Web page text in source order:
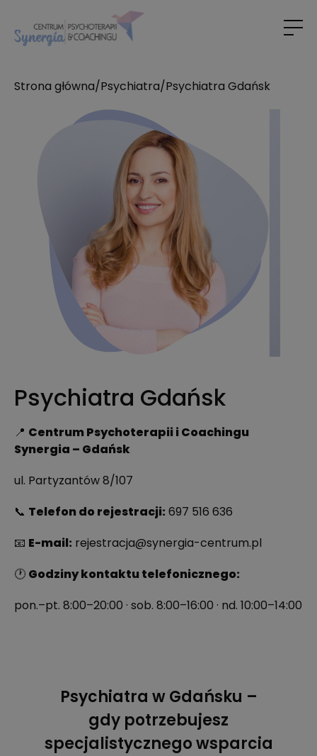
Strona główna/Psychiatra/Psychiatra Gdańsk
Psychiatra Gdańsk
📍 Centrum Psychoterapii i Coachingu
Synergia – Gdańsk
ul. Partyzantów 8/107
📞 Telefon do rejestracji: 697 516 636
📧 E-mail: rejestracja@synergia-centrum.pl
🕐 Godziny kontaktu telefonicznego:
pon.–pt. 8:00–20:00 · sob. 8:00–16:00 · nd. 10:00–14:00
Psychiatra w Gdańsku –
gdy potrzebujesz
specjalistycznego wsparcia